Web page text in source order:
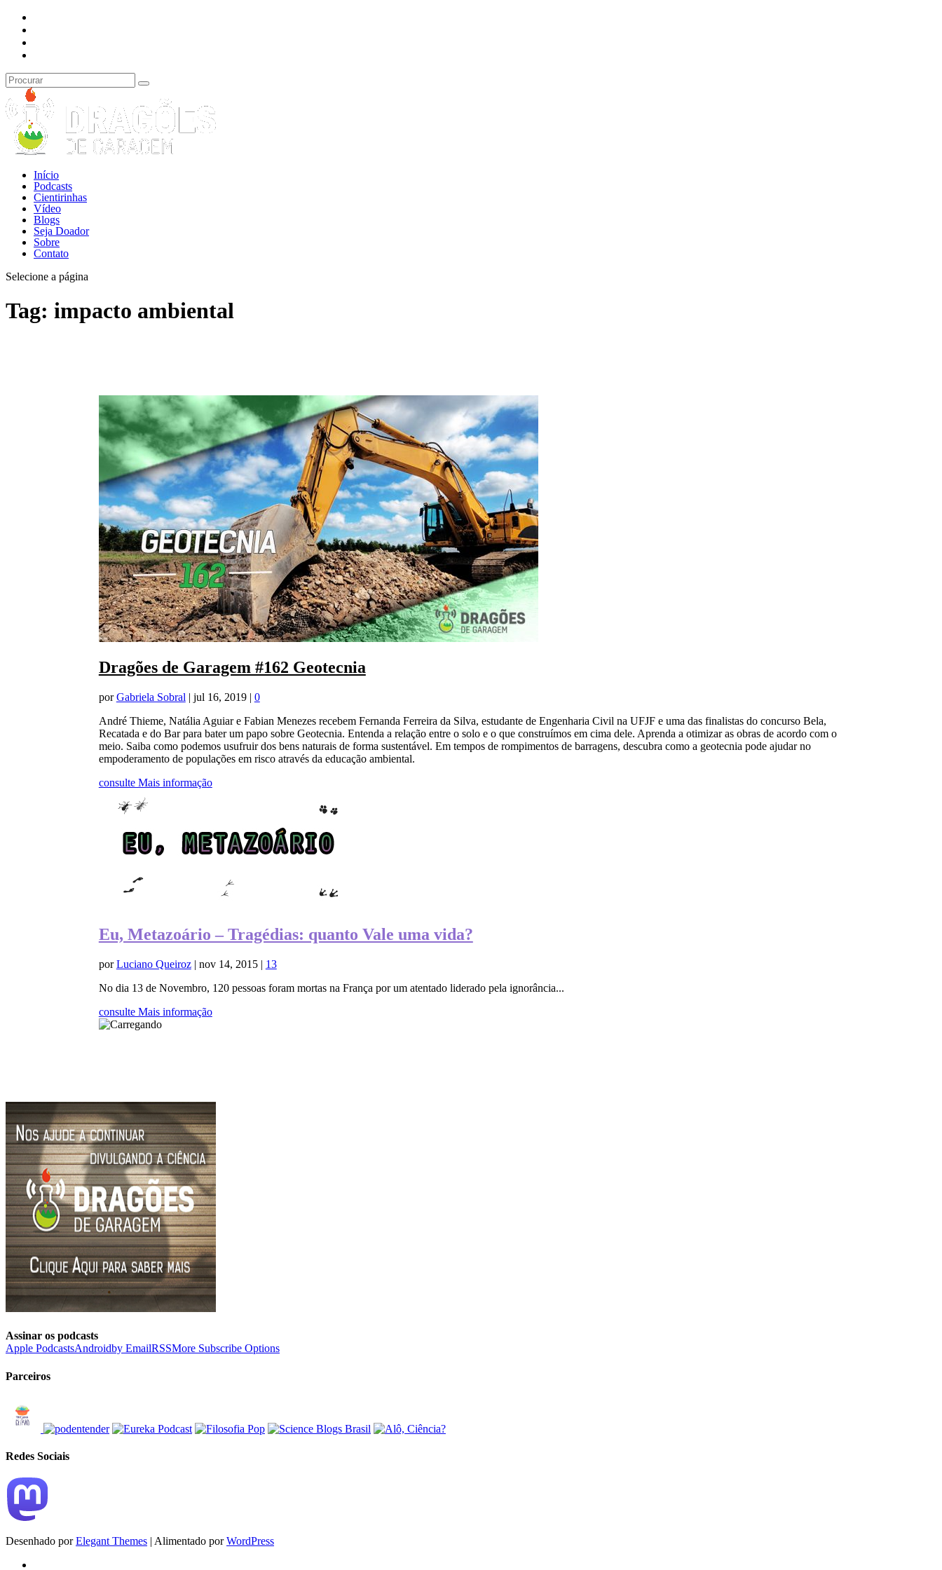
Início
Podcasts
Cientirinhas
Vídeo
Blogs
Seja Doador
Sobre
Contato
Selecione a página
Tag: impacto ambiental
Dragões de Garagem #162 Geotecnia
porGabriela Sobral | jul 16, 2019| 0
André Thieme, Natália Aguiar e Fabian Menezes recebem Fernanda Ferreira da Silva, estudante de Engenharia Civil na UFJF e uma das finalistas do concurso Bela,
Recatada e do Bar para bater um papo sobre Geotecnia. Entenda a relação entre o solo e o que construímos em cima dele. Aprenda a otimizar as obras de acordo com o
meio. Saiba como podemos usufruir dos bens naturais de forma sustentável. Em tempos de rompimentos de barragens, descubra como a geotecnia pode ajudar no
empoderamento de populações em risco através da educação ambiental.
consulte Mais informação
Eu, Metazoário – Tragédias: quanto Vale uma vida?
porLuciano Queiroz| nov 14, 2015| 13
No dia 13 de Novembro, 120 pessoas foram mortas na França por um atentado liderado pela ignorância...
consulte Mais informação
Assinar os podcasts
Apple PodcastsAndroidby EmailRSSMore Subscribe Options
Parceiros
Redes Sociais
Desenhado porElegant Themes | Alimentado porWordPress